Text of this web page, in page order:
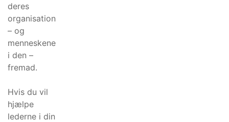
deres
organisation
– og
menneskene
i den –
fremad.
Hvis du vil
hjælpe
lederne i din